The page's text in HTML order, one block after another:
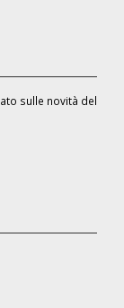
sulle novità del